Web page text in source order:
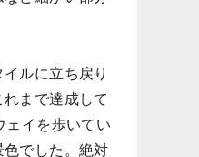
ルに立ち戻り
まで達成して
ェイを歩いてい
でした。絶対